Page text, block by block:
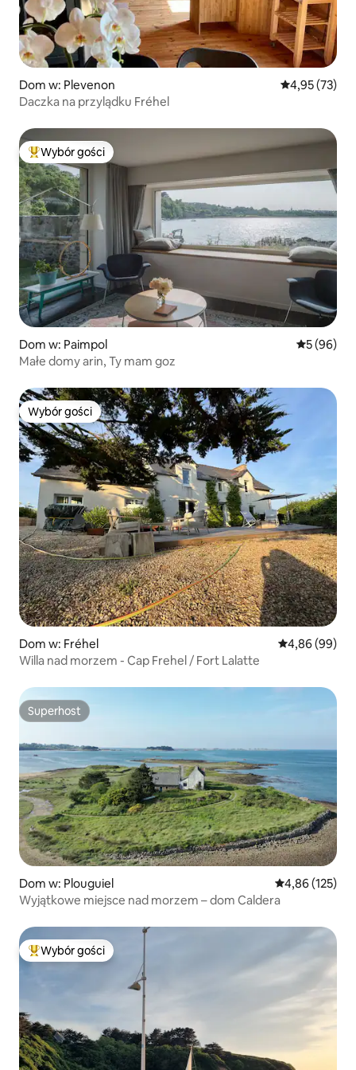
Dom w: Plevenon Średnia
4,95 (73)
Daczka na przylądku Fréhel
Najpopularniejsze z kategorii Wybór gości
Wybór gości
Dom w: Paimpol Średnia
5 (96)
Małe domy arin, Ty mam goz
Wybór gości
Wybór gości
Dom w: Fréhel Średnia
4,86 (99)
Willa nad morzem - Cap Frehel / Fort Lalatte
Superhost
Superhost
Dom w: Plouguiel Średnia
4,86 (125)
Wyjątkowe miejsce nad morzem – dom Caldera
Najpopularniejsze z kategorii Wybór gości
Wybór gości